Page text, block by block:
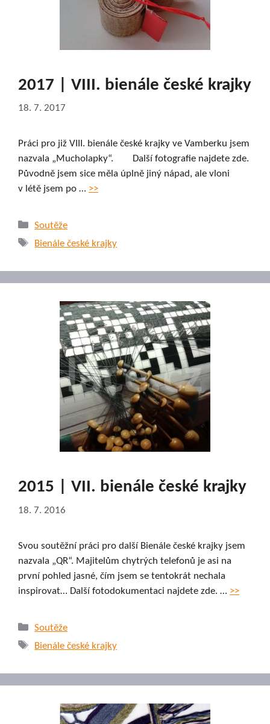
2017 | VIII. bienále české krajky
18. 7. 2017
Práci pro již VIII. bienále české krajky ve Vamberku jsem
nazvala „Mucholapky“. Další fotografie najdete zde.
Původně jsem sice měla úplně jiný nápad, ale vloni
v létě jsem po … >>
Rubriky
Soutěže
Štítky
Bienále české krajky
2015 | VII. bienále české krajky
18. 7. 2016
Svou soutěžní práci pro další Bienále české krajky jsem
nazvala „QR“. Majitelům chytrých telefonů je asi na
první pohled jasné, čím jsem se tentokrát nechala
inspirovat… Další fotodokumentaci najdete zde. … >>
Rubriky
Soutěže
Štítky
Bienále české krajky